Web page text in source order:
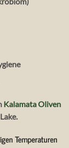
Kalamata Oliven
Temperaturen